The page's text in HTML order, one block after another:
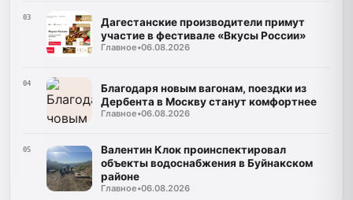
03
Дагестанские производители примут
участие в фестивале «Вкусы России»
Главное•06.08.2026
04
Благодаря новым вагонам, поездки из
Дербента в Москву станут комфортнее
Главное•06.08.2026
05
Валентин Клок проинспектировал
объекты водоснабжения в Буйнакском
районе
Главное•06.08.2026